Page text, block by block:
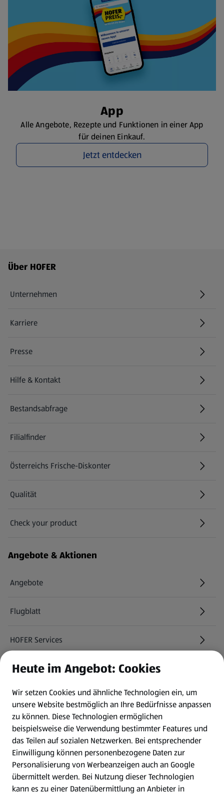
App
Alle Angebote, Rezepte und Funktionen in einer App
für deinen Einkauf.
Jetzt entdecken
Fußzeilenmenü - weitere Links
Über HOFER
Unternehmen
Karriere
(öffnet in einem neuen Tab)
Presse
Hilfe & Kontakt
(öffnet in einem neuen Tab)
Bestandsabfrage
(öffnet in einem neuen Tab)
Filialfinder
Österreichs Frische-Diskonter
Qualität
Check your product
(öffnet in einem neuen Tab)
Angebote & Aktionen
Angebote
Flugblatt
HOFER Services
Newsletter
WhatsApp
Gewinnspiele
Mein HOFER. Meine Einkäufe.
Meine Meinung. Mein HOFER.
Heute im Angebot: Cookies
Wir setzen Cookies und ähnliche Technologien ein, um
unsere Website bestmöglich an Ihre Bedürfnisse anpassen
zu können. Diese Technologien ermöglichen
beispielsweise die Verwendung bestimmter Features und
das Teilen auf sozialen Netzwerken. Bei entsprechender
Einwilligung können personenbezogene Daten zur
Personalisierung von Werbeanzeigen auch an Google
übermittelt werden. Bei Nutzung dieser Technologien
kann es zu einer Datenübermittlung an Anbieter in